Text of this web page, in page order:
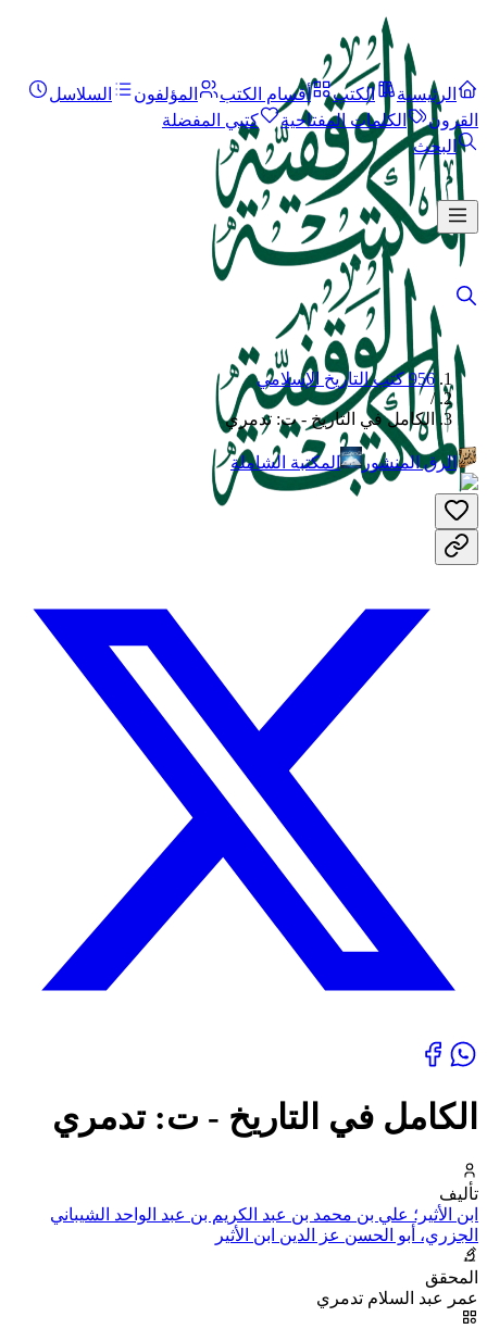
الرئيسية الكتب أقسام الكتب المؤلفون
السلاسل
القرون
الكلمات المفتاحية
كتبي المفضلة
البحث
956 كتب التاريخ الإسلامي
/
الكامل في التاريخ - ت: تدمري
الرق المنشور المكتبة الشاملة
الكامل في التاريخ - ت: تدمري
تأليف
ابن الأثير؛ علي بن محمد بن عبد الكريم بن عبد الواحد الشيباني
الجزري، أبو الحسن عز الدين ابن الأثير
المحقق
عمر عبد السلام تدمري